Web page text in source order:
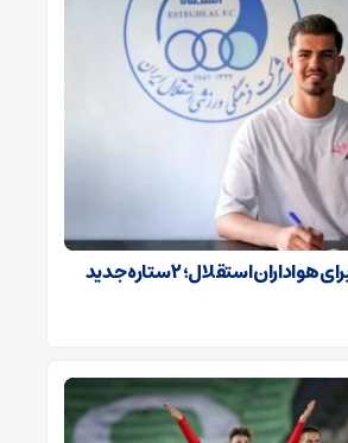
خبر نگران‌کننده برای هواداران استقلال؛ ۲ ستاره جدید